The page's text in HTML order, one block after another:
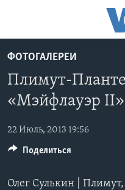
на
основной
контент
навигации
ПРОГРАММЫ
АМЕРИКА
НОВОСТИ ЗА МИНУТУ
ИТОГИ
ПОЧЕМУ ЭТО ВАЖНО?
ПРОЕКТЫ
УЧИМ АНГЛИЙСКИЙ
НАША АМЕРИКАНСКАЯ
А КАК В АМЕРИКЕ?
ЭКСПЕРТИЗА
ИНТЕРВЬЮ
ФАКТЫ ПРОТИВ
ФОТОГАЛЕРЕИ
Плимут-
«Мэйфлауэр II»
22 Июль, 2013 19:56
Олег Сулькин | Плимут,
Поделиться